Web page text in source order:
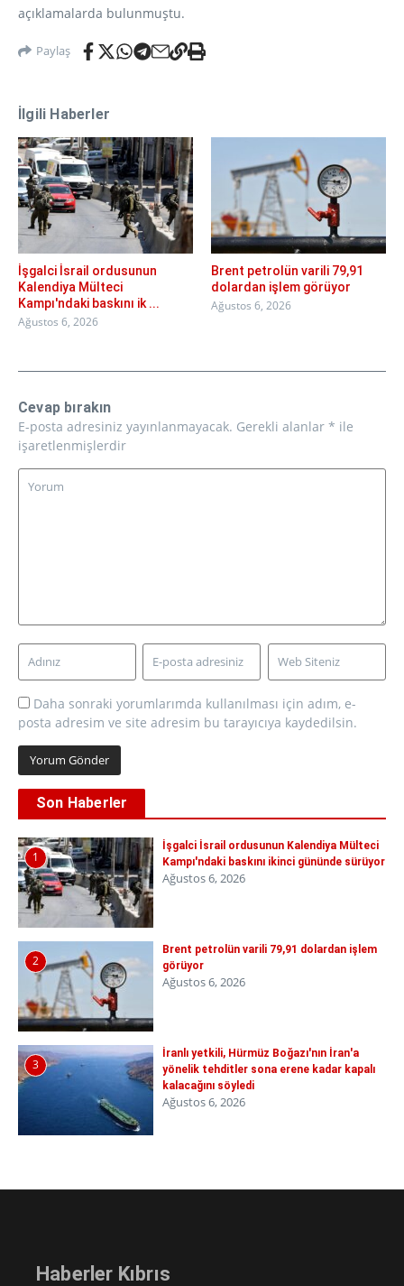
açıklamalarda bulunmuştu.
Paylaş
İlgili Haberler
İşgalci İsrail ordusunun
Kalendiya Mülteci
Kampı'ndaki baskını ik ...
Ağustos 6, 2026
Brent petrolün varili 79,91
dolardan işlem görüyor
Ağustos 6, 2026
Cevap bırakın
E-posta adresiniz yayınlanmayacak. Gerekli alanlar * ile
işaretlenmişlerdir
Daha sonraki yorumlarımda kullanılması için adım, e-
posta adresim ve site adresim bu tarayıcıya kaydedilsin.
Son Haberler
1
İşgalci İsrail ordusunun Kalendiya Mülteci
Kampı'ndaki baskını ikinci gününde sürüyor
Ağustos 6, 2026
2
Brent petrolün varili 79,91 dolardan işlem
görüyor
Ağustos 6, 2026
3
İranlı yetkili, Hürmüz Boğazı'nın İran'a
yönelik tehditler sona erene kadar kapalı
kalacağını söyledi
Ağustos 6, 2026
Haberler Kıbrıs